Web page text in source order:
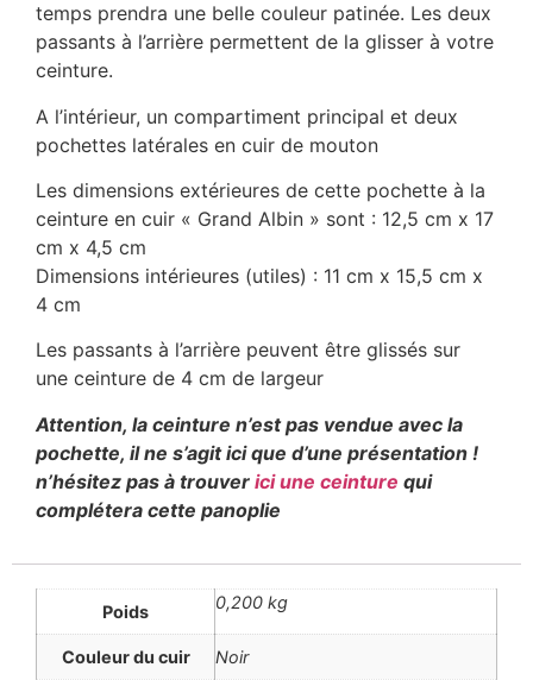
temps prendra une belle couleur patinée. Les deux
passants à l’arrière permettent de la glisser à votre
ceinture.
A l’intérieur, un compartiment principal et deux
pochettes latérales en cuir de mouton
Les dimensions extérieures de cette pochette à la
ceinture en cuir « Grand Albin » sont : 12,5 cm x 17
cm x 4,5 cm
Dimensions intérieures (utiles) : 11 cm x 15,5 cm x
4 cm
Les passants à l’arrière peuvent être glissés sur
une ceinture de 4 cm de largeur
Attention, la ceinture n’est pas vendue avec la
pochette, il ne s’agit ici que d’une présentation !
n’hésitez pas à trouver ici une ceinture qui
complétera cette panoplie
Poids 0,200 kg
Couleur du cuir Noir